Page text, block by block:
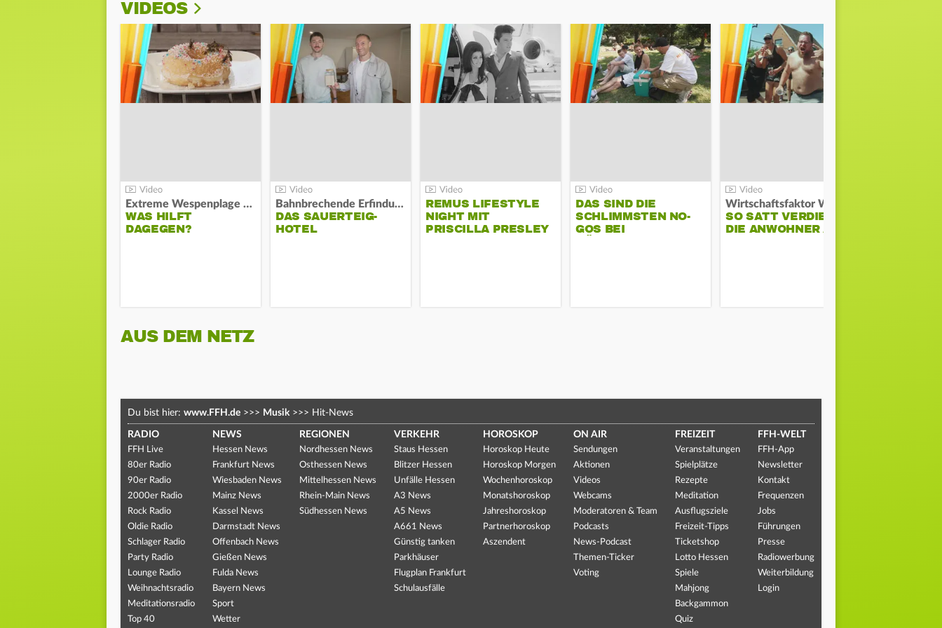
VIDEOS
Extreme Wespenplage 2026:
WAS HILFT
DAGEGEN?
Bahnbrechende Erfindung?
DAS SAUERTEIG-
HOTEL
REMUS LIFESTYLE
NIGHT MIT
PRISCILLA PRESLEY
DAS SIND DIE
SCHLIMMSTEN NO-
GOS BEI
SO SATT VERDIENEN
DIE ANWOHNER AM…
AUS DEM NETZ
Du bist hier: www.FFH.de >>> Musik >>> Hit-News
RADIO
FFH Live
80er Radio
90er Radio
2000er Radio
Rock Radio
Oldie Radio
Schlager Radio
Party Radio
Lounge Radio
Weihnachtsradio
Meditationsradio
Top 40
NEWS
Hessen News
Frankfurt News
Wiesbaden News
Mainz News
Kassel News
Darmstadt News
Offenbach News
Gießen News
Fulda News
Bayern News
Sport
Wetter
REGIONEN
Nordhessen News
Osthessen News
Mittelhessen News
Rhein-Main News
Südhessen News
VERKEHR
Staus Hessen
Blitzer Hessen
Unfälle Hessen
A3 News
A5 News
A661 News
Günstig tanken
Parkhäuser
Flugplan Frankfurt
Schulausfälle
HOROSKOP
Horoskop Heute
Horoskop Morgen
Wochenhoroskop
Monatshoroskop
Jahreshoroskop
Partnerhoroskop
Aszendent
ON AIR
Sendungen
Aktionen
Videos
Webcams
Moderatoren & Team
Podcasts
News-Podcast
Themen-Ticker
Voting
FREIZEIT
Veranstaltungen
Spielplätze
Rezepte
Meditation
Ausflugsziele
Freizeit-Tipps
Ticketshop
Lotto Hessen
Spiele
Mahjong
Backgammon
Quiz
FFH-WELT
FFH-App
Newsletter
Kontakt
Frequenzen
Jobs
Führungen
Presse
Radiowerbung
Weiterbildung
Login